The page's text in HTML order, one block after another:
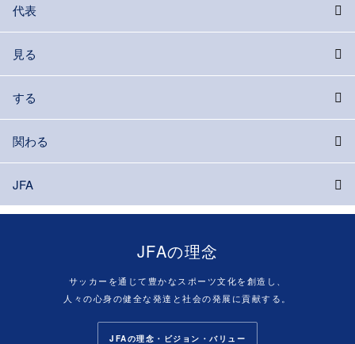
代表
見る
する
関わる
JFA
JFAの理念
サッカーを通じて豊かなスポーツ文化を創造し、
人々の心身の健全な発達と社会の発展に貢献する。
JFAの理念・ビジョン・バリュー